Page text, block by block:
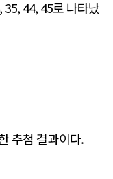
44, 45로 나타났
추첨 결과이다.